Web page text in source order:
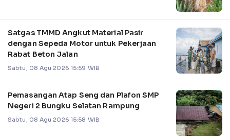
Satgas TMMD Angkut Material Pasir
dengan Sepeda Motor untuk Pekerjaan
Rabat Beton Jalan
Sabtu, 08 Agu 2026 15:59 WIB
Pemasangan Atap Seng dan Plafon SMP
Negeri 2 Bungku Selatan Rampung
Sabtu, 08 Agu 2026 15:58 WIB